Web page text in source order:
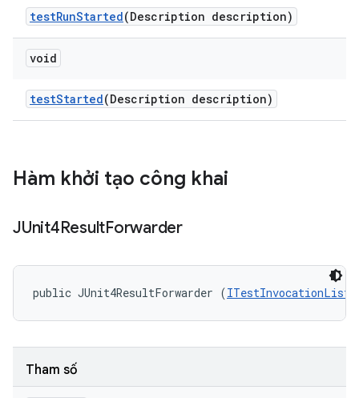
testRunStarted(Description description)
void
testStarted(Description description)
Hàm khởi tạo công khai
JUnit4ResultForwarder
public JUnit4ResultForwarder (
Tham số